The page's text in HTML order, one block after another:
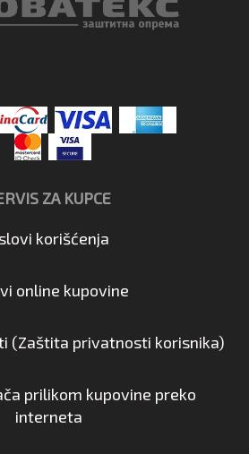
ZA KUPCE
korišćenja
online kupovine
(Zaštita privatnosti korisnika)
prilikom kupovine preko
interneta